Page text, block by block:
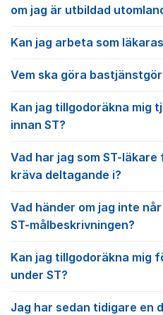
om jag är utbildad
Kan jag arbeta som
Vem ska göra
Kan jag tillgodoräkna mig
innan ST?
Vad har jag som ST-
kräva deltagande i?
Vad händer om jag inte
ST-målbeskrivningen?
Kan jag tillgodoräkna mig
under ST?
Jag har sedan tidigare en